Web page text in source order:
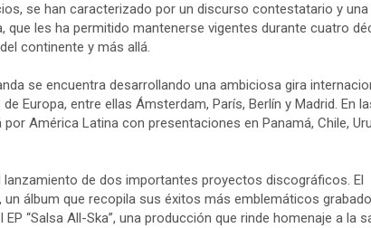
se han caracterizado por un discurso contestatario y una
que les ha permitido mantenerse vigentes durante cuatro
continente y más allá.
se encuentra desarrollando una ambiciosa gira
Europa, entre ellas Ámsterdam, París, Berlín y Madrid. En
América Latina con presentaciones en Panamá, Chile,
lanzamiento de dos importantes proyectos discográficos. El
un álbum que recopila sus éxitos más emblemáticos
“Salsa All-Ska”, una producción que rinde homenaje a la